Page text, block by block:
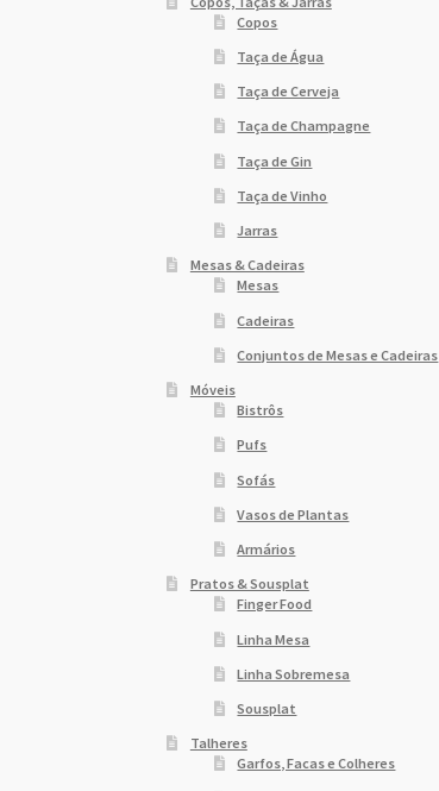
Copos
Taça de Água
Taça de Cerveja
Taça de Champagne
Taça de Gin
Taça de Vinho
Jarras
Mesas & Cadeiras
Mesas
Cadeiras
Conjuntos de Mesas e Cadeiras
Móveis
Bistrôs
Pufs
Sofás
Vasos de Plantas
Armários
Pratos & Sousplat
Finger Food
Linha Mesa
Linha Sobremesa
Sousplat
Talheres
Garfos, Facas e Colheres